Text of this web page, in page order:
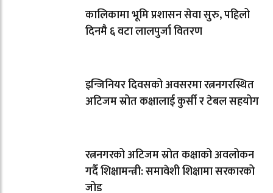
कालिकामा भूमि प्रशासन सेवा सुरु, पहिलो
दिनमै ६ वटा लालपुर्जा वितरण
इन्जिनियर दिवसको अवसरमा रत्ननगरस्थित
अटिजम स्रोत कक्षालाई कुर्सी र टेबल सहयोग
रत्ननगरको अटिजम स्रोत कक्षाको अवलोकन
गर्दै शिक्षामन्त्री: समावेशी शिक्षामा सरकारको
जोड